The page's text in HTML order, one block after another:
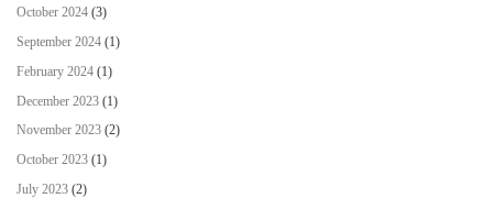
October 2024 (3)
September 2024 (1)
February 2024 (1)
December 2023 (1)
November 2023 (2)
October 2023 (1)
July 2023 (2)